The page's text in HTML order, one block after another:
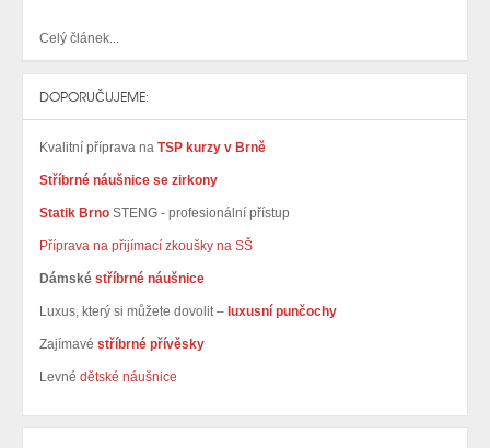
Celý článek...
DOPORUČUJEME:
Kvalitní příprava na TSP kurzy v Brně
Stříbrné náušnice se zirkony
Statik Brno STENG - profesionální přístup
Příprava na přijímací zkoušky na SŠ
Dámské stříbrné náušnice
Luxus, který si můžete dovolit – luxusní punčochy
Zajímavé stříbrné přívěsky
Levné dětské náušnice